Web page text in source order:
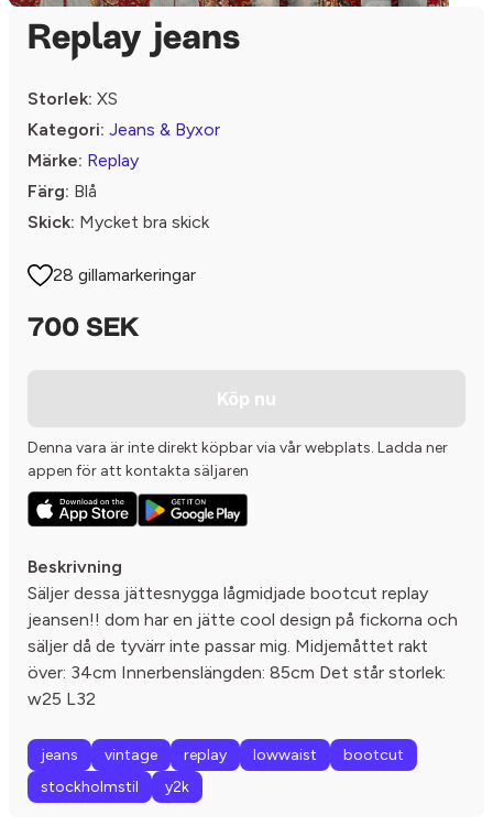
Replay jeans
Storlek: XS
Kategori: Jeans & Byxor
Märke: Replay
Färg: Blå
Skick: Mycket bra skick
28 gillamarkeringar
700 SEK
Köp nu
Denna vara är inte direkt köpbar via vår webplats. Ladda ner
appen för att kontakta säljaren
Beskrivning
Säljer dessa jättesnygga lågmidjade bootcut replay
jeansen!! dom har en jätte cool design på fickorna och
säljer då de tyvärr inte passar mig. Midjemåttet rakt
över: 34cm Innerbenslängden: 85cm Det står storlek:
w25 L32
jeans vintage replay lowwaist
bootcut
stockholmstil
y2k